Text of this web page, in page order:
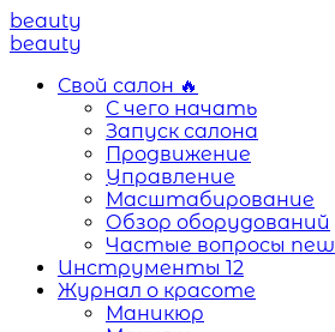
Menu
beauty
Search
Menu
beauty
Свой салон 🔥
С чего начать
Запуск салона
Продвижение
Управление
Масштабирование
Обзор оборудований
Частые вопросы new
Инструменты 12
Журнал о красоте
Маникюр